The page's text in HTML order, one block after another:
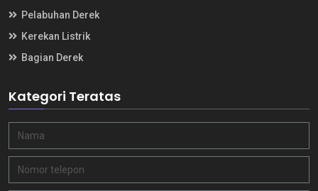
Pelabuhan Derek
Kerekan Listrik
Bagian Derek
Kategori Teratas